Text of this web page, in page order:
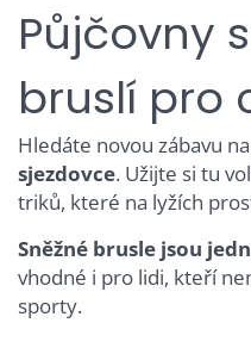
Půjčovny
bruslí pro
Hledáte novou zábavu
sjezdovce. Užijte si tu
triků, které na lyžích
Sněžné brusle jsou
vhodné i pro lidi, kteří
sporty.